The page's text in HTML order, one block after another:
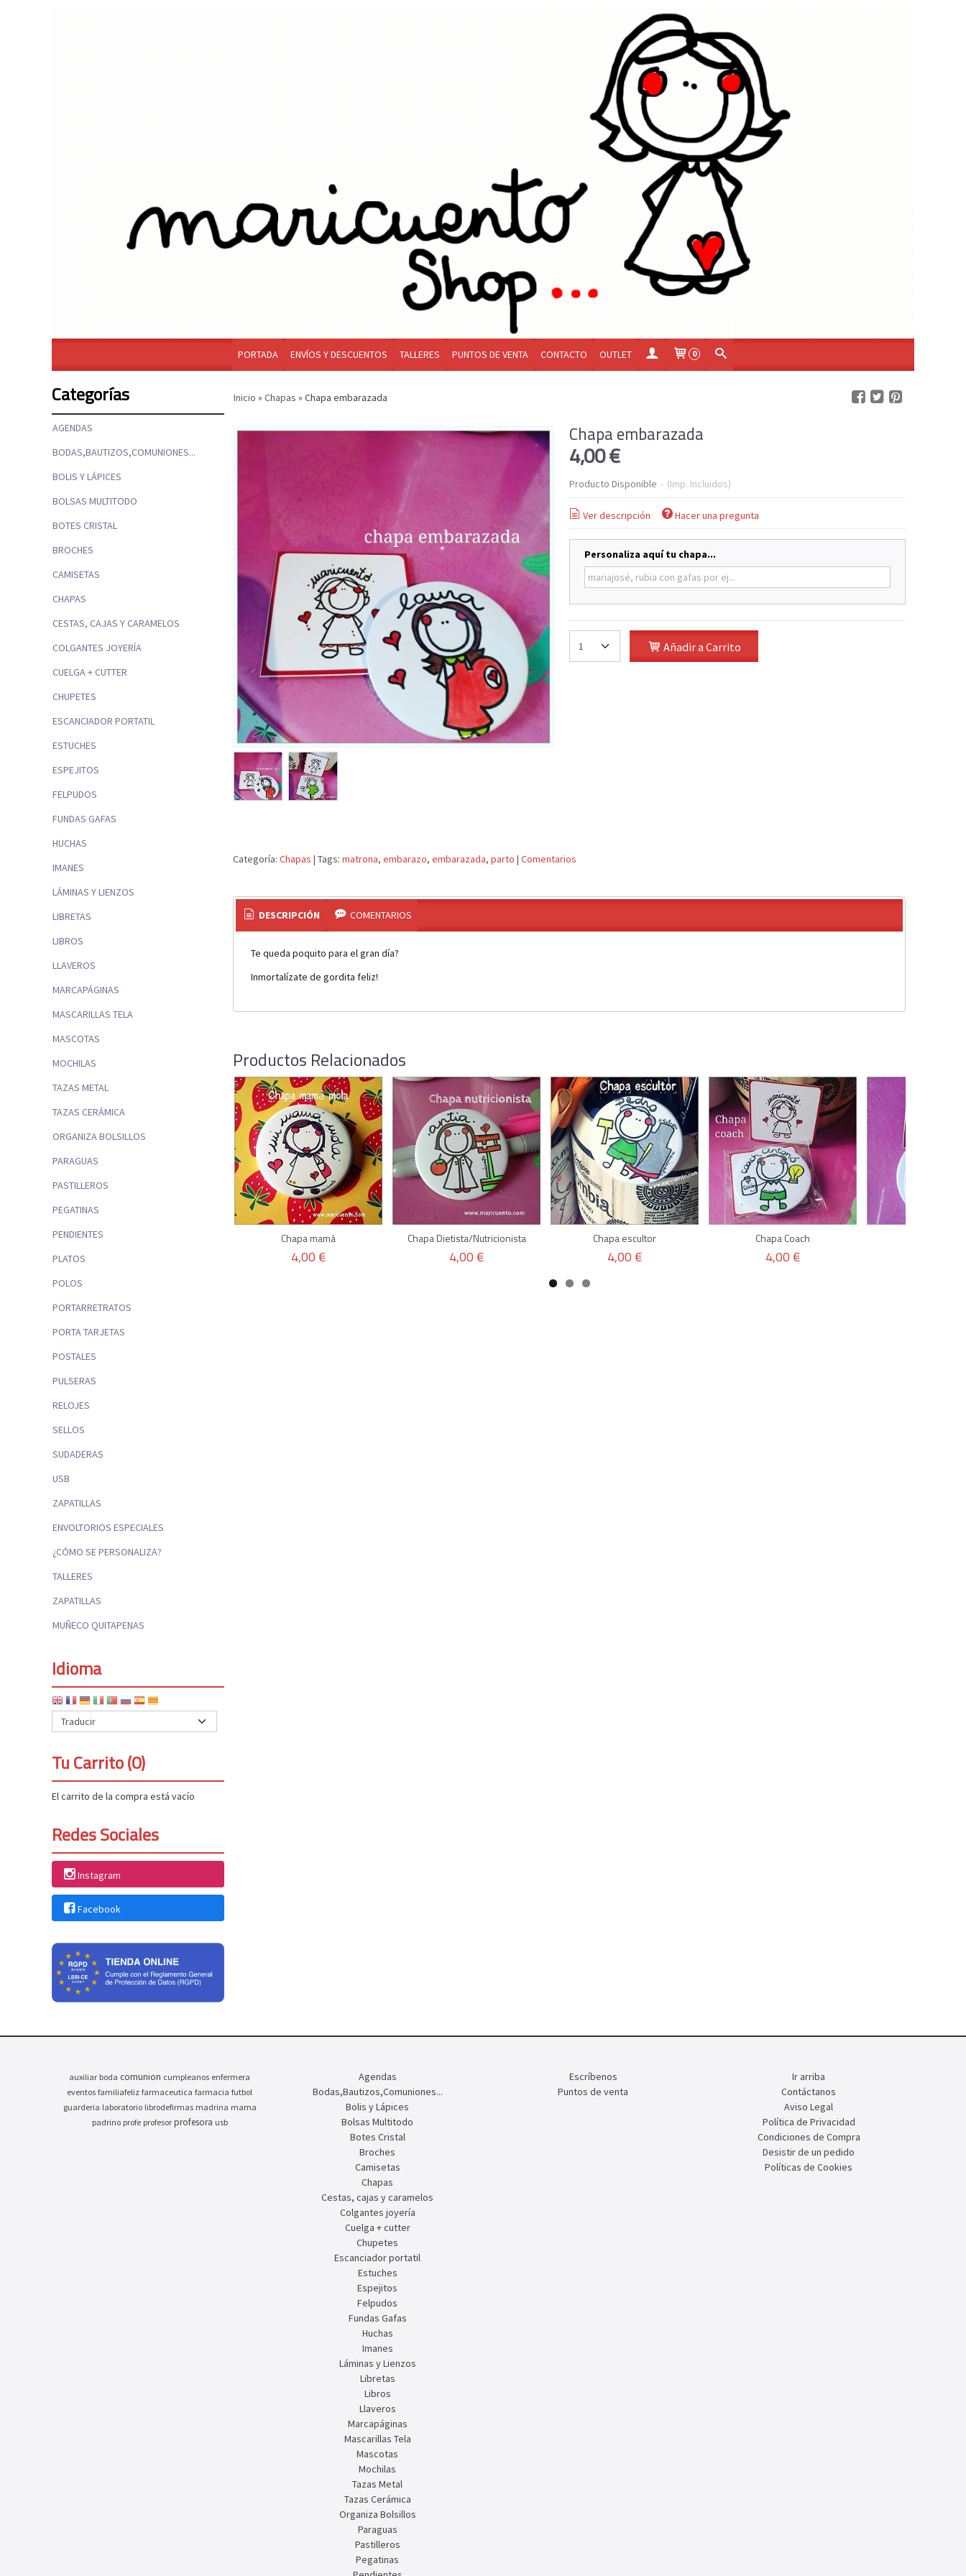
PORTADA ENVÍOS Y DESCUENTOS TALLERES PUNTOS DE VENTA CONTACTO OUTLET 0
Categorías
AGENDAS
BODAS,BAUTIZOS,COMUNIONES...
BOLIS Y LÁPICES
BOLSAS MULTITODO
BOTES CRISTAL
BROCHES
CAMISETAS
CHAPAS
CESTAS, CAJAS Y CARAMELOS
COLGANTES JOYERÍA
CUELGA + CUTTER
CHUPETES
ESCANCIADOR PORTATIL
ESTUCHES
ESPEJITOS
FELPUDOS
FUNDAS GAFAS
HUCHAS
IMANES
LÁMINAS Y LIENZOS
LIBRETAS
LIBROS
LLAVEROS
MARCAPÁGINAS
MASCARILLAS TELA
MASCOTAS
MOCHILAS
TAZAS METAL
TAZAS CERÁMICA
ORGANIZA BOLSILLOS
PARAGUAS
PASTILLEROS
PEGATINAS
PENDIENTES
PLATOS
POLOS
PORTARRETRATOS
PORTA TARJETAS
POSTALES
PULSERAS
RELOJES
SELLOS
SUDADERAS
USB
ZAPATILLAS
ENVOLTORIOS ESPECIALES
¿CÓMO SE PERSONALIZA?
TALLERES
ZAPATILLAS
MUÑECO QUITAPENAS
Idioma
Tu Carrito (0)
El carrito de la compra está vacío
Redes Sociales
Instagram
Facebook
Inicio » Chapas » Chapa embarazada
Chapa embarazada
4,00 €
Producto Disponible - (Imp. Incluidos)
Ver descripción Hacer una pregunta
Personaliza aquí tu chapa...
Añadir a Carrito
Categoría: Chapas | Tags: matrona embarazo embarazada parto | Comentarios
DESCRIPCIÓN COMENTARIOS
Te queda poquito para el gran día?
Inmortalízate de gordita feliz!
Productos Relacionados
Chapa mamá
4,00 €
Chapa Dietista/Nutricionista
4,00 €
Chapa escultor
4,00 €
Chapa Coach
4,00 €
auxiliar boda comunion cumpleanos enfermera
eventos familiafeliz farmaceutica farmacia futbol
guarderia laboratorio librodefirmas madrina mama
padrino profe profesor profesora usb
Agendas
Bodas,Bautizos,Comuniones...
Bolis y Lápices
Bolsas Multitodo
Botes Cristal
Broches
Camisetas
Chapas
Cestas, cajas y caramelos
Colgantes joyería
Cuelga + cutter
Chupetes
Escanciador portatil
Estuches
Espejitos
Felpudos
Fundas Gafas
Huchas
Imanes
Láminas y Lienzos
Libretas
Libros
Llaveros
Marcapáginas
Mascarillas Tela
Mascotas
Mochilas
Tazas Metal
Tazas Cerámica
Organiza Bolsillos
Paraguas
Pastilleros
Pegatinas
Escríbenos
Puntos de venta
Ir arriba
Contáctanos
Aviso Legal
Política de Privacidad
Condiciones de Compra
Desistir de un pedido
Políticas de Cookies